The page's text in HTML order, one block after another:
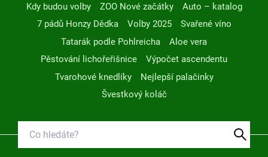
Kdy budou volby
ZOO Nové začátky
Auto – katalog
7 pádů Honzy Dědka
Volby 2025
Svařené víno
Tatarák podle Pohlreicha
Aloe vera
Pěstování lichořeřišnice
Výpočet ascendentu
Tvarohové knedlíky
Nejlepší palačinky
Švestkový koláč